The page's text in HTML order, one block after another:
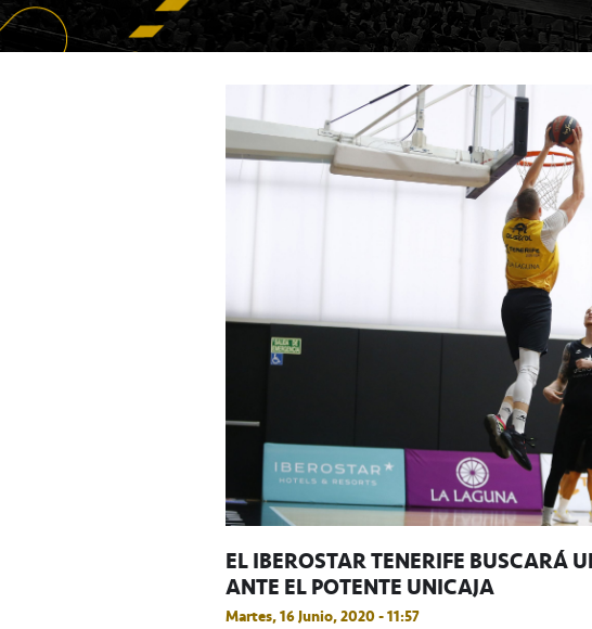
EL IBEROSTAR TENERIFE BUSCARÁ
ANTE EL POTENTE UNICAJA
Martes, 16 Junio, 2020 - 11:57